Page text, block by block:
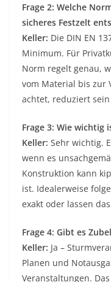
Frage 2: Welche
sicheres Festzelt
Keller: Die DIN EN
Minimum. Für
Norm regelt genau,
vom Material bis zur
achtet, reduziert
Frage 3: Wie wichtig
Keller: Sehr wichtig.
wenn es
Konstruktion kann
ist. Idealerweise
exakt oder lassen
Frage 4: Gibt es
Keller: Ja –
Planen und
Veranstaltungen.